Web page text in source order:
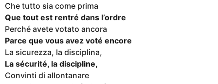
Che tutto sia come prima
Que tout est rentré dans l’ordre
Perché avete votato ancora
Parce que vous avez voté encore
La sicurezza, la disciplina,
La sécurité, la discipline,
Convinti di allontanare